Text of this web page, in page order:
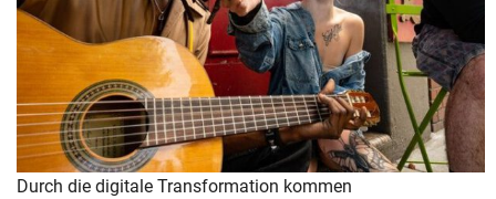
Durch die digitale Transformation kommen